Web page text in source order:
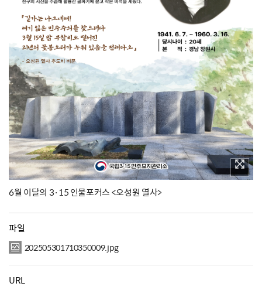
6월 이달의 3·15 인물포커스 <오성원 열사>
파일
202505301710350009.jpg
URL